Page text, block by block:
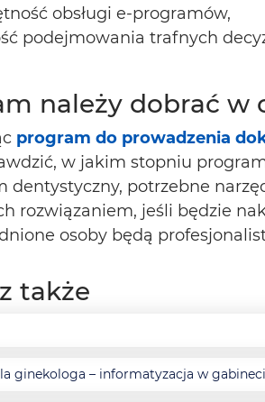
obsługi e-programów,
podejmowania trafnych
należy dobrać w
program do prowadzenia
w jakim stopniu
dentystyczny, potrzebne
rozwiązaniem, jeśli będzie
osoby będą
także
ginekologa – informatyzacja w